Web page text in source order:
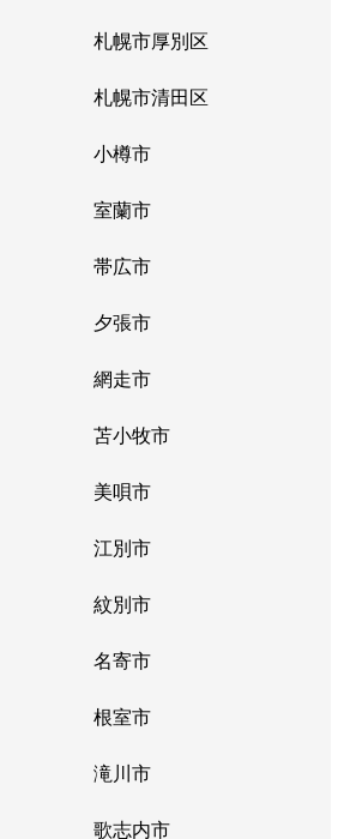
月寒中央
南郷7丁目
南郷7丁目
東札幌
東札幌
学園前(札幌)
豊平公園
豊平公園
豊平公園
学園前(札幌)
学園前(札幌)
豊平公園
豊平公園
中の島
札幌市厚別区
札幌市清田区
小樽市
室蘭市
帯広市
夕張市
網走市
苫小牧市
美唄市
江別市
紋別市
名寄市
根室市
滝川市
歌志内市